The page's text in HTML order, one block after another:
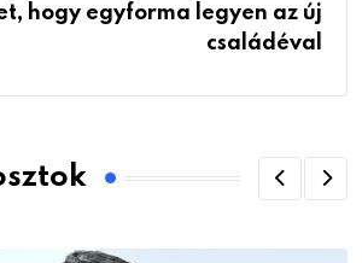
hogy egyforma legyen az új
családéval